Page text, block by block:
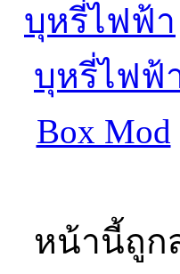
บุหรี่ไฟฟ้า
บุหรี่ไฟฟ้
Box Mod
หน้านี้ถูก